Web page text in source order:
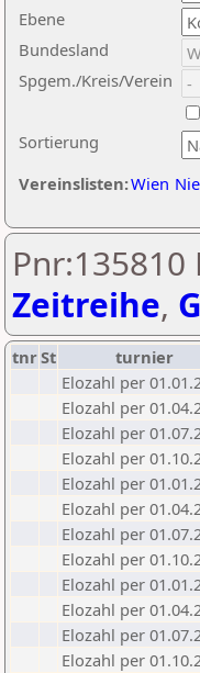
Ebene
Sortierung
Bundesland
Spgem./Kreis/Verein
Vereinslisten:Wien
Zeitreihe,
tnrSt turnier
Elozahl per
Elozahl per
Elozahl per
Elozahl per
Elozahl per
Elozahl per
Elozahl per
Elozahl per
Elozahl per
Elozahl per
Elozahl per
Elozahl per